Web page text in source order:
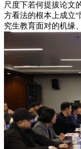
尺度下若何提拔论文
方看法的根本上成立
究生教育面对的机缘